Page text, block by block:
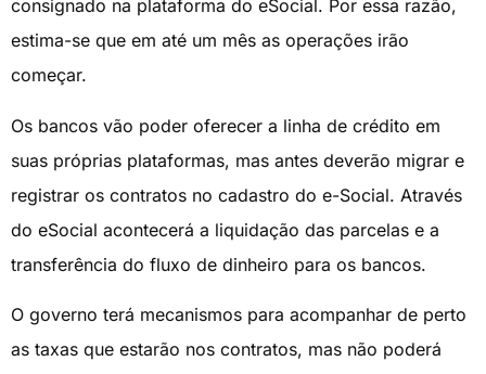
consignado na plataforma do eSocial. Por essa razão,
estima-se que em até um mês as operações irão
começar.
Os bancos vão poder oferecer a linha de crédito em
suas próprias plataformas, mas antes deverão migrar e
registrar os contratos no cadastro do e-Social. Através
do eSocial acontecerá a liquidação das parcelas e a
transferência do fluxo de dinheiro para os bancos.
O governo terá mecanismos para acompanhar de perto
as taxas que estarão nos contratos, mas não poderá